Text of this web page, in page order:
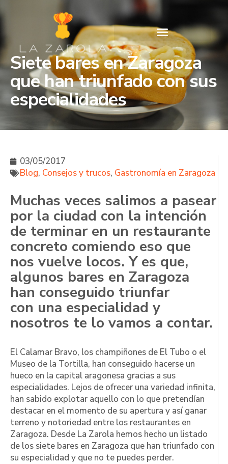
Siete bares en Zaragoza
que han triunfado con sus
especialidades
03/05/2017
Blog, Consejos y trucos, Gastronomía en Zaragoza
Muchas veces salimos a pasear
por la ciudad con la intención
de terminar en un restaurante
concreto comiendo eso que
nos vuelve locos. Y es que,
algunos bares en Zaragoza
han conseguido triunfar
con una especialidad y
nosotros te lo vamos a contar.
El Calamar Bravo, los champiñones de El Tubo o el
Museo de la Tortilla, han conseguido hacerse un
hueco en la capital aragonesa gracias a sus
especialidades. Lejos de ofrecer una variedad infinita,
han sabido explotar aquello con lo que pretendían
destacar en el momento de su apertura y así ganar
terreno y notoriedad entre los restaurantes en
Zaragoza. Desde La Zarola hemos hecho un listado
de los siete bares en Zaragoza que han triunfado con
su especialidad y que no te puedes perder.